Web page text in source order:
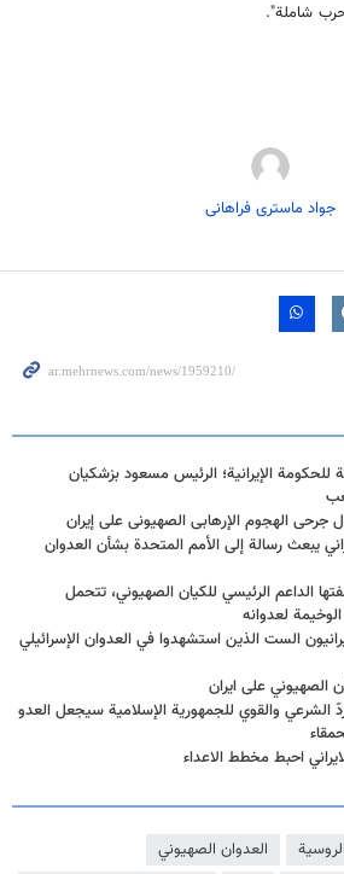
حرب شاملة".
جواد ماستری فراهانی
الإيرانية؛ الرئيس مسعود بزشكيان
جرحى الهجوم الإرهابی الصهیونی على إیران
يبعث رسالة إلى الأمم المتحدة بشأن العدوان
الداعم الرئيسي للكيان الصهيوني، تتحمل
لعدوانه
الست الذين استشهدوا في العدوان الإسرائيلي
الصهيوني على ايران
الشرعي والقوي للجمهورية الإسلامية سيجعل العدو
احبط مخطط الاعداء
العدوان الصهيوني